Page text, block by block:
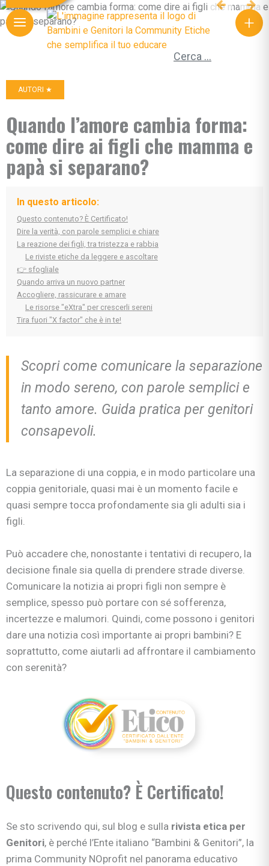
+
Ricerca per:
AUTORI ★
Quando l’amore cambia forma:
come dire ai figli che mamma e
papà si separano?
In questo articolo:
Questo contenuto? È Certificato!
Dire la verità, con parole semplici e chiare
La reazione dei figli, tra tristezza e rabbia
Le riviste etiche da leggere e ascoltare
👉 sfogliale
Quando arriva un nuovo partner
Accogliere, rassicurare e amare
Le risorse "eXtra" per crescerli sereni
Tira fuori "X factor" che è in te!
Scopri come comunicare la separazione
in modo sereno, con parole semplici e
tanto amore. Guida pratica per genitori
consapevoli.
La separazione di una coppia, e in modo particolare una
coppia genitoriale, quasi mai è un momento facile e
quasi sempre tocca profondamente sia gli adulti sia i
figli.
Può accadere che, nonostante i tentativi di recupero, la
decisione finale sia quella di prendere strade diverse.
Comunicare la notizia ai propri figli non sempre è
semplice, spesso può portare con sé sofferenza,
incertezze e malumori. Quindi, come possono i genitori
dare una notizia così importante ai propri bambini? E
soprattutto, come aiutarli ad affrontare il cambiamento
con serenità?
Questo contenuto? È Certificato!
Se sto scrivendo qui, sul blog e sulla rivista etica per
Genitori, è perché l’Ente italiano “Bambini & Genitori”, la
prima Community NOprofit nel panorama educativo